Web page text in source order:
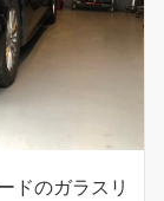
ドのガラスリ